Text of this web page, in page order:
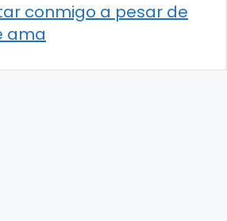
conmigo a pesar de
ama